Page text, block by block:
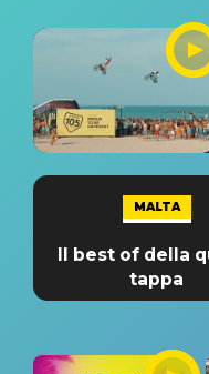
MALTA
Il best of della
tappa